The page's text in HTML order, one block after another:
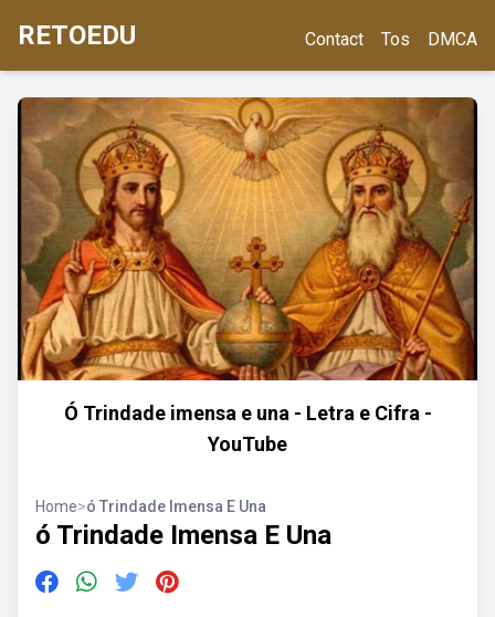
RETOEDU Contact Tos DMCA
Ó Trindade imensa e una - Letra e Cifra -
YouTube
Home>ó Trindade Imensa E Una
ó Trindade Imensa E Una